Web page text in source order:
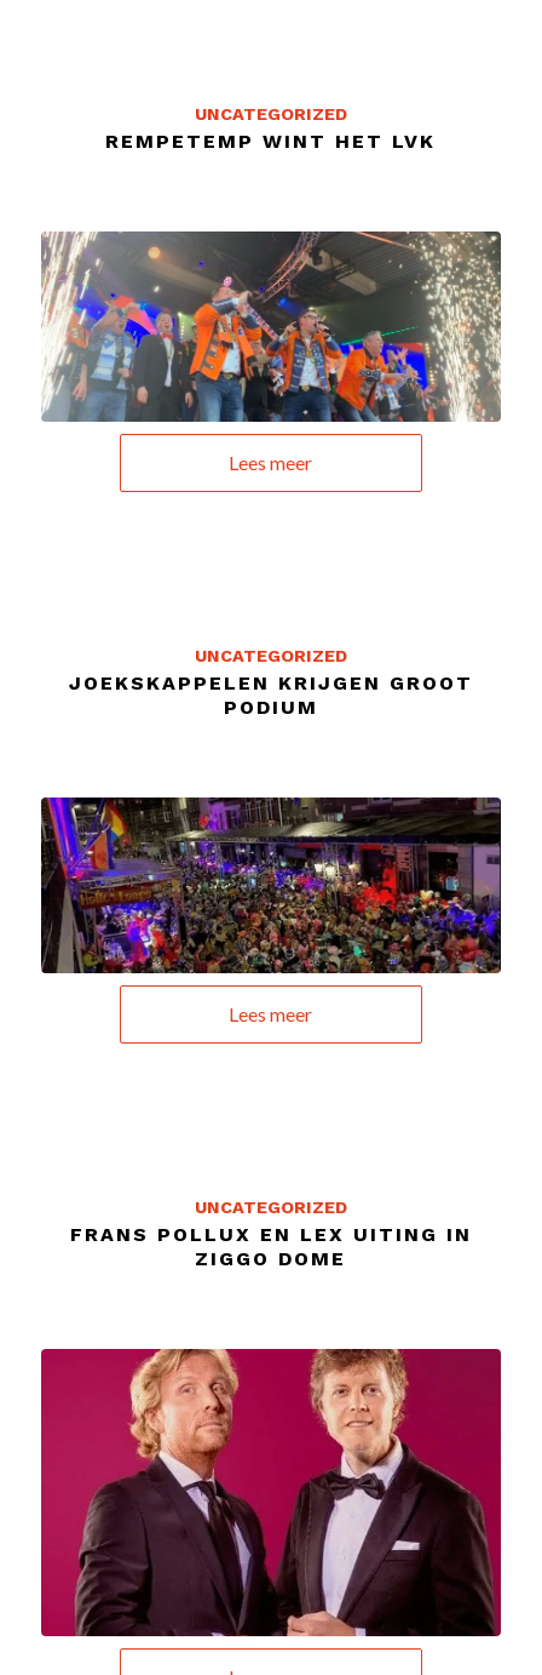
UNCATEGORIZED
REMPETEMP WINT HET LVK
Lees meer
UNCATEGORIZED
JOEKSKAPPELEN KRIJGEN GROOT
PODIUM
Lees meer
UNCATEGORIZED
FRANS POLLUX EN LEX UITING IN
ZIGGO DOME